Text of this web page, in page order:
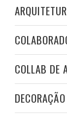
COLLAB DE
DECORAÇÃO